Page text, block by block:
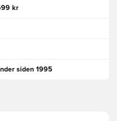
kr
siden 1995